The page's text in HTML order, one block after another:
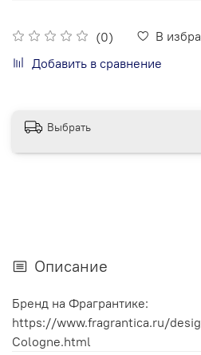
(0)
В
Добавить в сравнение
Выбрать
Описание
Бренд на Фрагрантике:
https://www.fragrantica.ru/
Cologne.html